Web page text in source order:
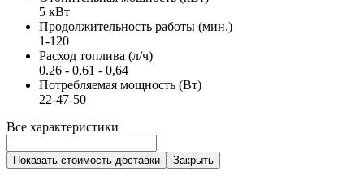
5 кВт
Продолжительность работы (мин.)
1-120
Расход топлива (л/ч)
0.26 - 0,61 - 0,64
Потребляемая мощность (Вт)
22-47-50
Все характеристики
Показать стоимость доставки Закрыть